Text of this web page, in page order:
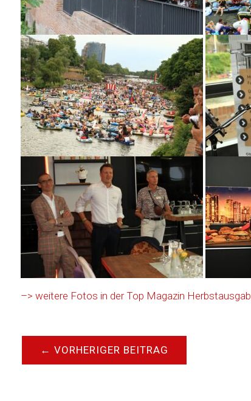
–> weitere Fotos in der Top Magazin
← VORHERIGER BEITRAG